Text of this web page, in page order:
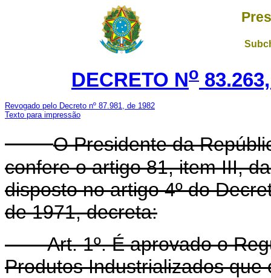
DECRETO No
Revogado pelo Decreto nº 87.981, de 1982
Texto para impressão
O Presidente da
confere o artigo 81, item III,
disposto no artigo 4º do
de 1971, decreta:
Art. 1º. É aprovado o
Produtos Industrializados que